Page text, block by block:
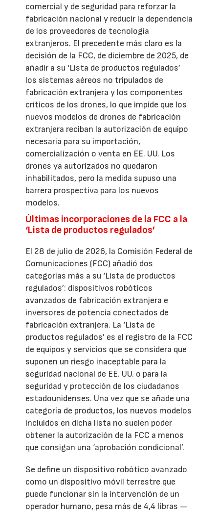
comercial y de seguridad para reforzar la
fabricación nacional y reducir la dependencia
de los proveedores de tecnología
extranjeros. El precedente más claro es la
decisión de la FCC, de diciembre de 2025, de
añadir a su ‘Lista de productos regulados’
los sistemas aéreos no tripulados de
fabricación extranjera y los componentes
críticos de los drones, lo que impide que los
nuevos modelos de drones de fabricación
extranjera reciban la autorización de equipo
necesaria para su importación,
comercialización o venta en EE. UU. Los
drones ya autorizados no quedaron
inhabilitados, pero la medida supuso una
barrera prospectiva para los nuevos
modelos.
Últimas incorporaciones de la FCC a la
‘Lista de productos regulados’
El 28 de julio de 2026, la Comisión Federal de
Comunicaciones (FCC) añadió dos
categorías más a su ‘Lista de productos
regulados’: dispositivos robóticos
avanzados de fabricación extranjera e
inversores de potencia conectados de
fabricación extranjera. La ‘Lista de
productos regulados’ es el registro de la FCC
de equipos y servicios que se considera que
suponen un riesgo inaceptable para la
seguridad nacional de EE. UU. o para la
seguridad y protección de los ciudadanos
estadounidenses. Una vez que se añade una
categoría de productos, los nuevos modelos
incluidos en dicha lista no suelen poder
obtener la autorización de la FCC a menos
que consigan una ‘aprobación condicional’.
Se define un dispositivo robótico avanzado
como un dispositivo móvil terrestre que
puede funcionar sin la intervención de un
operador humano, pesa más de 4,4 libras —